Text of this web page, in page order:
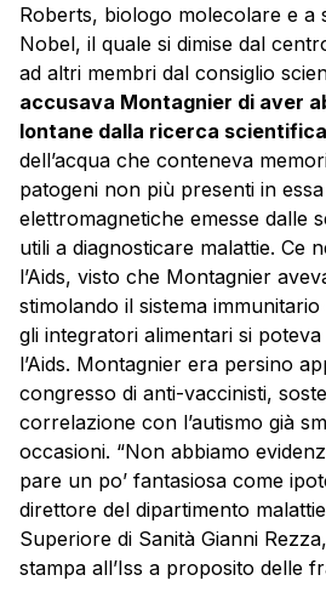
Roberts, biologo molecolare e a
Nobel, il quale si dimise dal
ad altri membri dal consiglio
accusava Montagnier di aver
lontane dalla ricerca scientifica
dell’acqua che conteneva
patogeni non più presenti in
elettromagnetiche emesse dalle
utili a diagnosticare malattie. Ce
l’Aids, visto che Montagnier
stimolando il sistema
gli integratori alimentari si
l’Aids. Montagnier era persino
congresso di anti-vaccinisti,
correlazione con l’autismo già
occasioni. “Non abbiamo
pare un po’ fantasiosa come
direttore del dipartimento
Superiore di Sanità Gianni
stampa all’Iss a proposito delle